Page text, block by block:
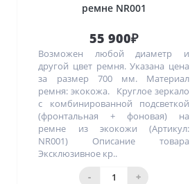
ремне NR001
55 900₽
Возможен любой диаметр и
другой цвет ремня. Указана цена
за размер 700 мм. Материал
ремня: экокожа. Круглое зеркало
с комбинированной подсветкой
(фронтальная + фоновая) на
ремне из экокожи (Артикул:
NR001) Описание товара
Эксклюзивное кр..
-
+